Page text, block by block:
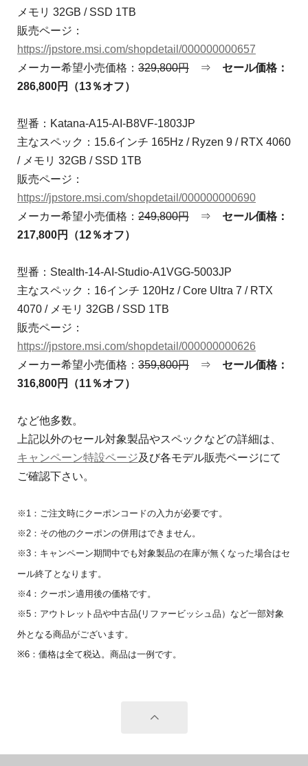
メモリ 32GB / SSD 1TB
販売ページ：
https://jpstore.msi.com/shopdetail/000000000657
メーカー希望小売価格： 329,800円 ⇒ セール価格：
286,800円（13％オフ）
型番：Katana-A15-AI-B8VF-1803JP
主なスペック：15.6インチ 165Hz / Ryzen 9 / RTX 4060
/ メモリ 32GB / SSD 1TB
販売ページ：
https://jpstore.msi.com/shopdetail/000000000690
メーカー希望小売価格： 249,800円 ⇒ セール価格：
217,800円（12％オフ）
型番：Stealth-14-AI-Studio-A1VGG-5003JP
主なスペック：16インチ 120Hz / Core Ultra 7 / RTX
4070 / メモリ 32GB / SSD 1TB
販売ページ：
https://jpstore.msi.com/shopdetail/000000000626
メーカー希望小売価格： 359,800円 ⇒ セール価格：
316,800円（11％オフ）
など他多数。
上記以外のセール対象製品やスペックなどの詳細は、
キャンペーン特設ページ及び各モデル販売ページにて
ご確認下さい。
※1：ご注文時にクーポンコードの入力が必要です。
※2：その他のクーポンの併用はできません。
※3：キャンペーン期間中でも対象製品の在庫が無くなった場合はセ
ール終了となります。
※4：クーポン適用後の価格です。
※5：アウトレット品や中古品(リファービッシュ品）など一部対象
外となる商品がございます。
※6：価格は全て税込。商品は一例です。